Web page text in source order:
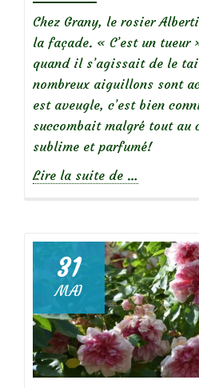
Chez Grany, le rosier
la façade. « C’est un
quand il s’agissait de le
nombreux aiguillons sont
est aveugle, c’est bien
succombait malgré tout au
sublime et parfumé!
Lire la suite de
Focus
sur
le
rosier
Albertine
…
31
MAI